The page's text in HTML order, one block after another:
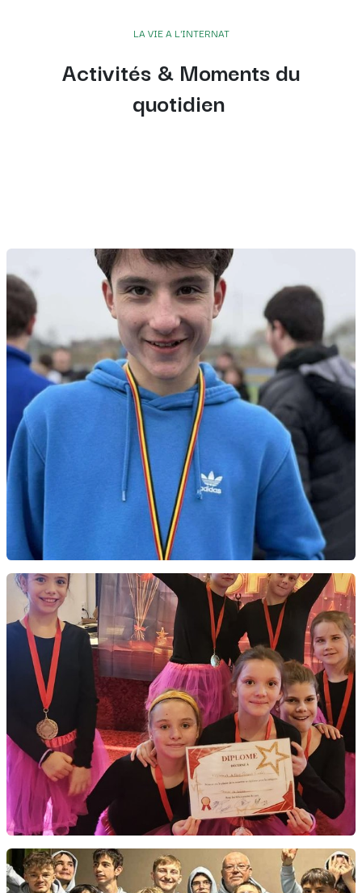
LA VIE A L'INTERNAT
Activités & Moments du
quotidien